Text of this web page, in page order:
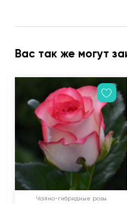
Вас так же могут
Чайно-гибридные розы